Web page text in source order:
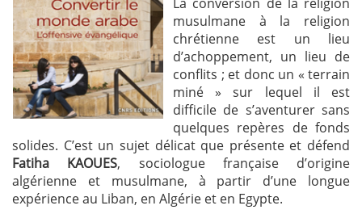
musulmane à la religion
chrétienne est un lieu
d’achoppement, un lieu de
conflits ; et donc un « terrain
miné » sur lequel il est
difficile de s’aventurer sans
quelques repères de fonds
solides. C’est un sujet délicat que présente et défend
Fatiha KAOUES, sociologue française d’origine
algérienne et musulmane, à partir d’une longue
expérience au Liban, en Algérie et en Egypte.